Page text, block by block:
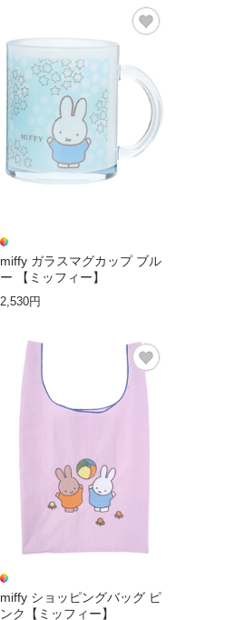
miffy ガラスマグカップ ブル
ー 【ミッフィー】
2,530円
miffy ショッピングバッグ ピ
ンク【ミッフィー】